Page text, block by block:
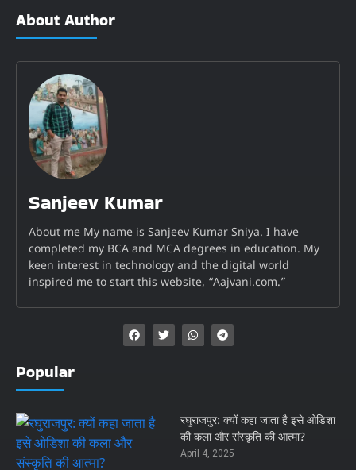
About Author
Sanjeev Kumar
About me My name is Sanjeev Kumar Sniya. I have
completed my BCA and MCA degrees in education. My
keen interest in technology and the digital world
inspired me to start this website, “Aajvani.com.”
Popular
रघुराजपुर: क्यों कहा जाता है इसे ओडिशा
की कला और संस्कृति की आत्मा?
April 4, 2025